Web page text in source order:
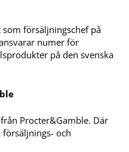
försäljningschef på
numer för
på den svenska
Procter&Gamble. Där
och